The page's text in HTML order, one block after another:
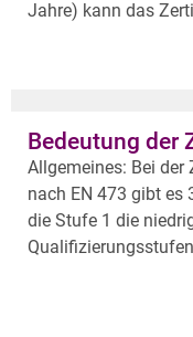
Jahre) kann das
Bedeutung der
Allgemeines: Bei
nach EN 473 gibt es
die Stufe 1 die